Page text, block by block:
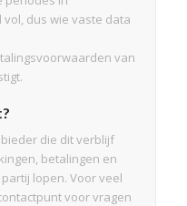
dus wie vaste data
van
die dit verblijf
betalingen en
lopen. Voor veel
voor vragen